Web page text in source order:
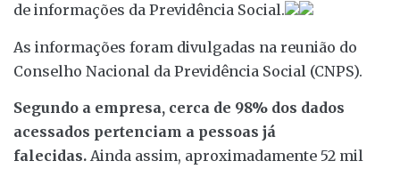
de informações da Previdência Social.
As informações foram divulgadas na reunião do
Conselho Nacional da Previdência Social (CNPS).
Segundo a empresa, cerca de 98% dos dados
acessados pertenciam a pessoas já
falecidas. Ainda assim, aproximadamente 52 mil